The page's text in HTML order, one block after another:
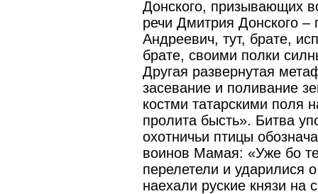
Донского, призывающих
речи Дмитрия Донского
Андреевич, тут, брате,
брате, своими полки
Другая развернутая
засевание и поливание
костми татарскими поля
пролита бысть». Битва
охотничьи птицы
воинов Мамая: «Уже бо
перелетели и ударилися
наехали руские князи на